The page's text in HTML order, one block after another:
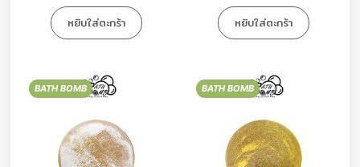
หยิบใส่ตะกร้า หยิบใส่ตะกร้า
BATH BOMB BATH BOMB